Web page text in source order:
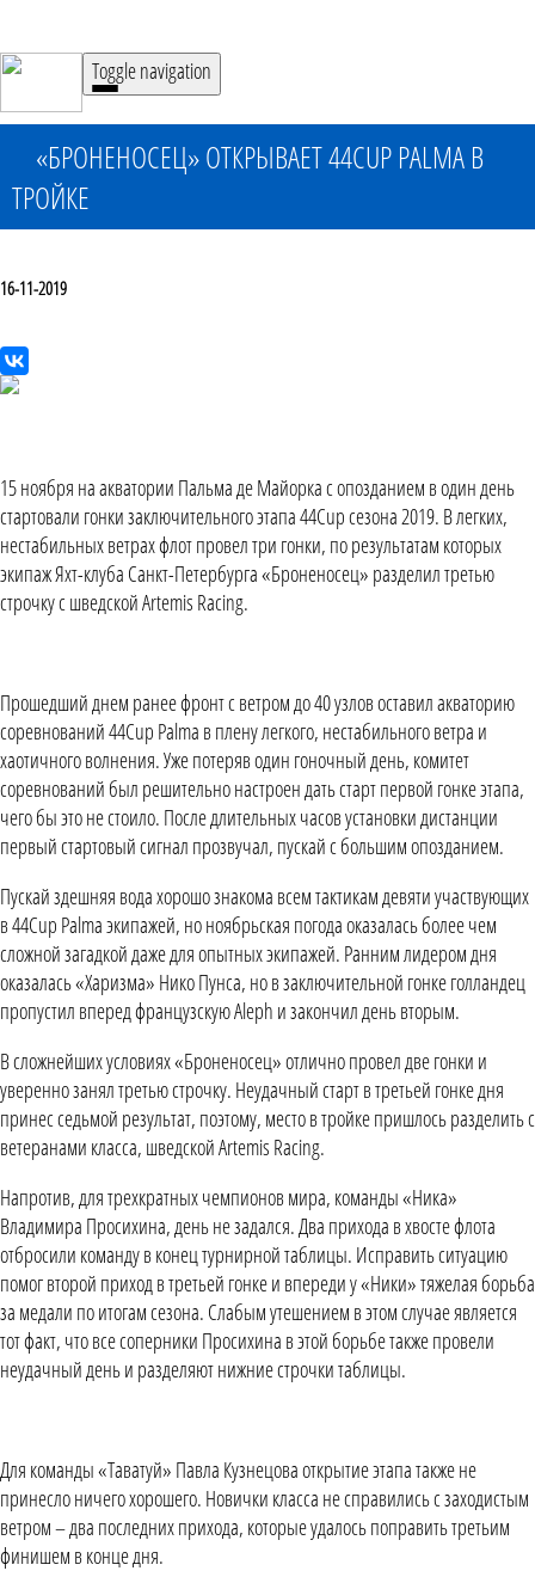
Toggle navigation
«БРОНЕНОСЕЦ» ОТКРЫВАЕТ 44CUP PALMA В
ТРОЙКЕ
16-11-2019
15 ноября на акватории Пальма де Майорка с опозданием в один день
стартовали гонки заключительного этапа 44Cup сезона 2019. В легких,
нестабильных ветрах флот провел три гонки, по результатам которых
экипаж Яхт-клуба Санкт-Петербурга «Броненосец» разделил третью
строчку с шведской Artemis Racing.
Прошедший днем ранее фронт с ветром до 40 узлов оставил акваторию
соревнований 44Cup Palma в плену легкого, нестабильного ветра и
хаотичного волнения. Уже потеряв один гоночный день, комитет
соревнований был решительно настроен дать старт первой гонке этапа,
чего бы это не стоило. После длительных часов установки дистанции
первый стартовый сигнал прозвучал, пускай с большим опозданием.
Пускай здешняя вода хорошо знакома всем тактикам девяти участвующих
в 44Cup Palma экипажей, но ноябрьская погода оказалась более чем
сложной загадкой даже для опытных экипажей. Ранним лидером дня
оказалась «Харизма» Нико Пунса, но в заключительной гонке голландец
пропустил вперед французскую Aleph и закончил день вторым.
В сложнейших условиях «Броненосец» отлично провел две гонки и
уверенно занял третью строчку. Неудачный старт в третьей гонке дня
принес седьмой результат, поэтому, место в тройке пришлось разделить с
ветеранами класса, шведской Artemis Racing.
Напротив, для трехкратных чемпионов мира, команды «Ника»
Владимира Просихина, день не задался. Два прихода в хвосте флота
отбросили команду в конец турнирной таблицы. Исправить ситуацию
помог второй приход в третьей гонке и впереди у «Ники» тяжелая борьба
за медали по итогам сезона. Слабым утешением в этом случае является
тот факт, что все соперники Просихина в этой борьбе также провели
неудачный день и разделяют нижние строчки таблицы.
Для команды «Таватуй» Павла Кузнецова открытие этапа также не
принесло ничего хорошего. Новички класса не справились с заходистым
ветром – два последних прихода, которые удалось поправить третьим
финишем в конце дня.